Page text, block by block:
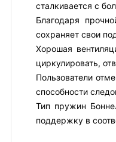
сталкивается с
Благодаря
сохраняет свои
Хорошая
циркулировать,
Пользователи
способности
Тип пружин
поддержку в